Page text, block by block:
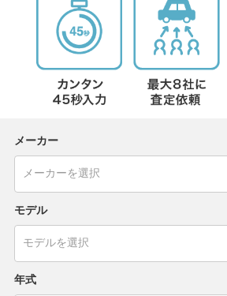
メーカー
モデル
年式